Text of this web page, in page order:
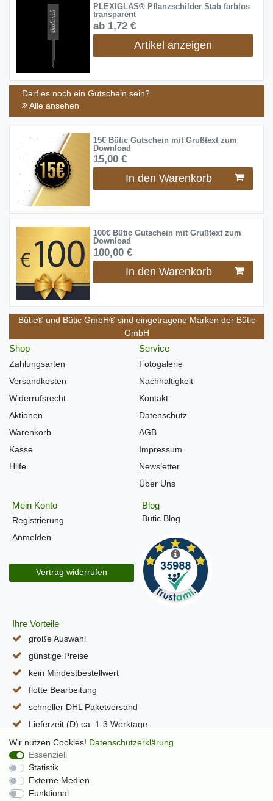
PLEXIGLAS® Pflanzschilder Stab farblos
transparent
ab 1,72 €
Artikel anzeigen
Darf es noch ein Gutschein sein?
Alle ansehen
15€ Bütic Gutschein mit Grußtext zum
Download
15,00 €
In den Warenkorb
100€ Bütic Gutschein mit Grußtext zum
Download
100,00 €
In den Warenkorb
Bütic® und Bütic GmbH® sind eingetragene Marken der Bütic
GmbH
Shop
Zahlungsarten
Versandkosten
Widerrufsrecht
Aktionen
Warenkorb
Kasse
Hilfe
Service
Fotogalerie
Nachhaltigkeit
Kontakt
Datenschutz
AGB
Impressum
Newsletter
Über Uns
Mein Konto
Registrierung
Anmelden
Vertrag widerrufen
Blog
Bütic Blog
Ihre Vorteile
große Auswahl
günstige Preise
kein Mindestbestellwert
flotte Bearbeitung
schneller DHL Paketversand
Lieferzeit (D) ca. 1-3 Werktage
alle Seiten per SSL verschlüsselt
Wir nutzen Cookies! Daten­schutz­erklärung
Essenziell
Statistik
Externe Medien
Funktional